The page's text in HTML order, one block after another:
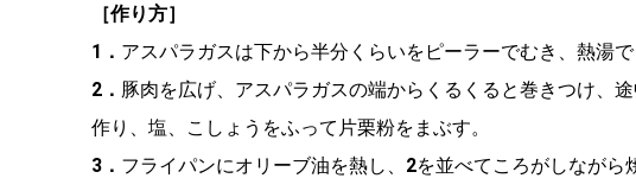
［作り方］
1． アスパラガスは下から半分くらいをピーラーでむき、熱湯で
2． 豚肉を広げ、アスパラガスの端からくるくると巻きつけ、
作り、塩、こしょうをふって片栗粉をまぶす。
3． フライパンにオリーブ油を熱し、 2を並べてころがしながら